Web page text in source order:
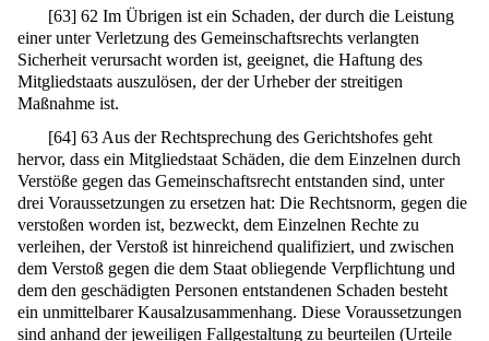
[63] 62 Im Übrigen ist ein Schaden, der durch die Leistung
einer unter Verletzung des Gemeinschaftsrechts verlangten
Sicherheit verursacht worden ist, geeignet, die Haftung des
Mitgliedstaats auszulösen, der der Urheber der streitigen
Maßnahme ist.
[64] 63 Aus der Rechtsprechung des Gerichtshofes geht
hervor, dass ein Mitgliedstaat Schäden, die dem Einzelnen durch
Verstöße gegen das Gemeinschaftsrecht entstanden sind, unter
drei Voraussetzungen zu ersetzen hat: Die Rechtsnorm, gegen die
verstoßen worden ist, bezweckt, dem Einzelnen Rechte zu
verleihen, der Verstoß ist hinreichend qualifiziert, und zwischen
dem Verstoß gegen die dem Staat obliegende Verpflichtung und
dem den geschädigten Personen entstandenen Schaden besteht
ein unmittelbarer Kausalzusammenhang. Diese Voraussetzungen
sind anhand der jeweiligen Fallgestaltung zu beurteilen (Urteile